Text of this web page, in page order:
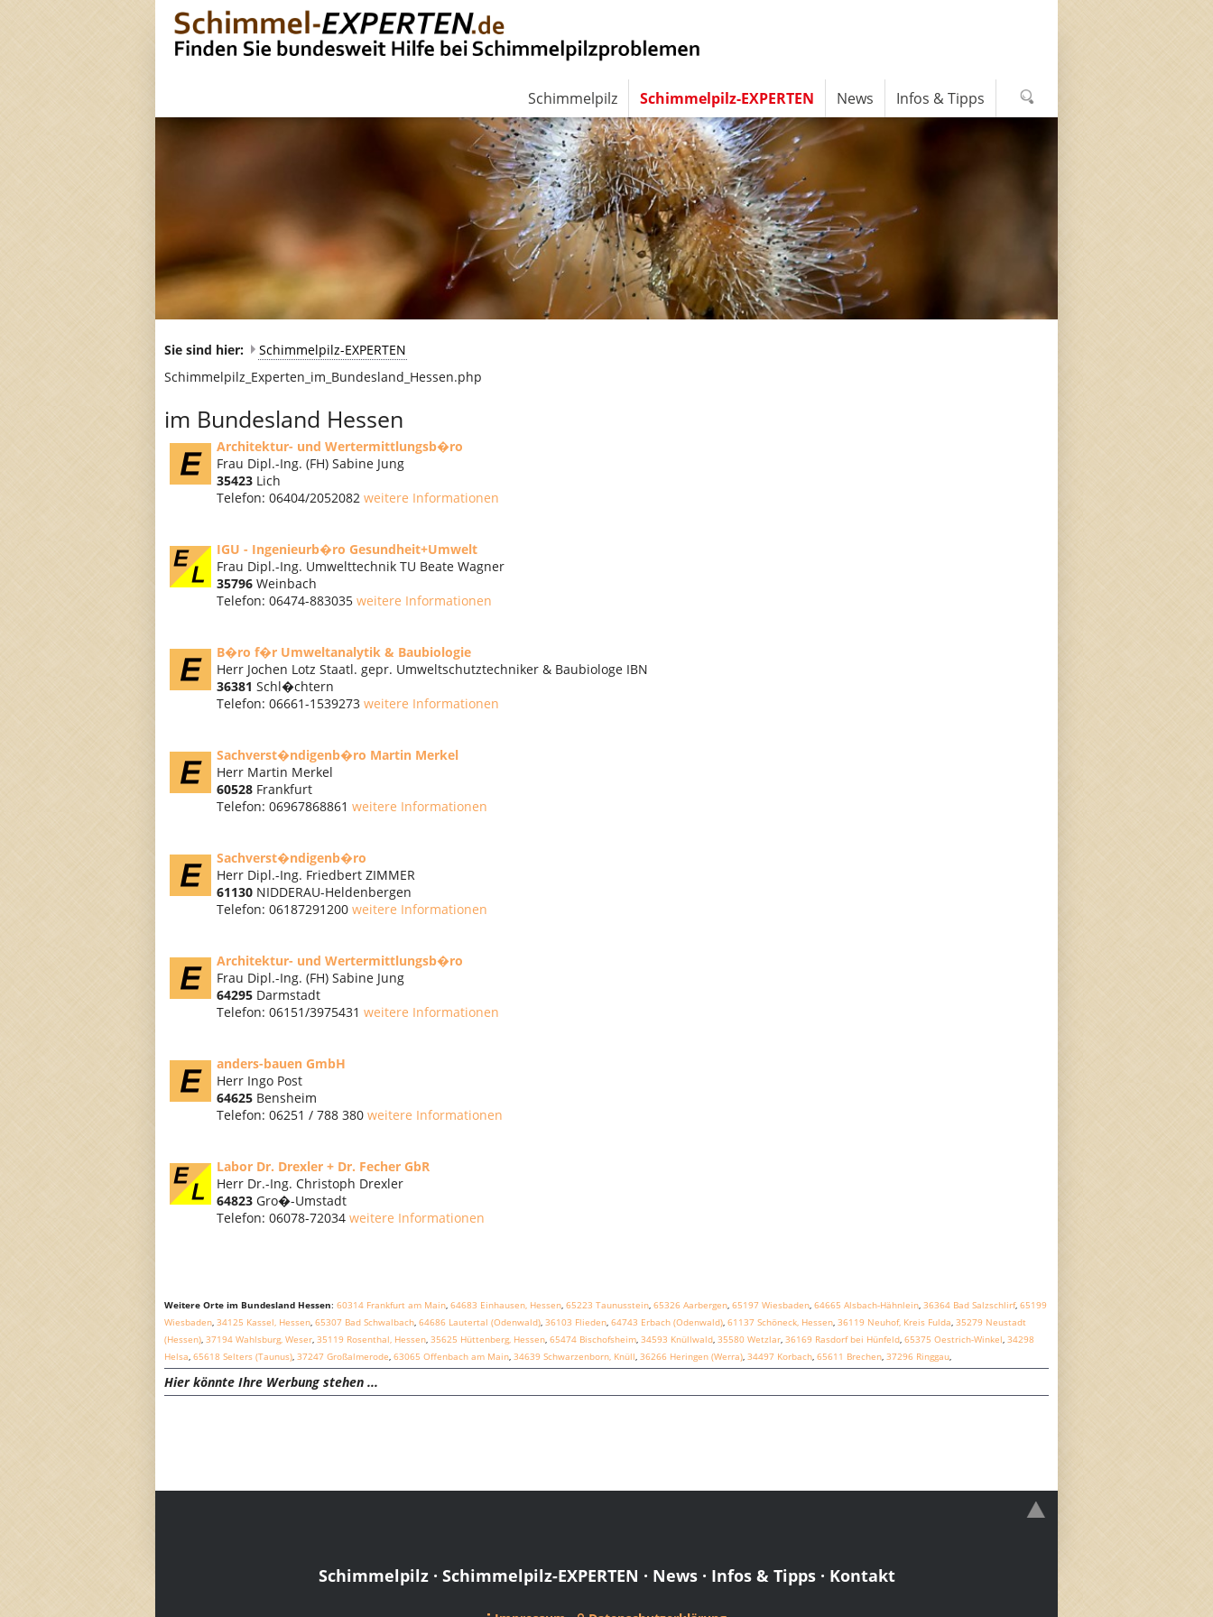
Sie sind hier:
Schimmelpilz-EXPERTEN
Schimmelpilz_Experten_im_Bundesland_Hessen.php
im Bundesland Hessen
Architektur- und Wertermittlungsb�ro
Frau Dipl.-Ing. (FH) Sabine Jung
35423 Lich
Telefon: 06404/2052082 weitere Informationen
IGU - Ingenieurb�ro Gesundheit+Umwelt
Frau Dipl.-Ing. Umwelttechnik TU Beate Wagner
35796 Weinbach
Telefon: 06474-883035 weitere Informationen
B�ro f�r Umweltanalytik & Baubiologie
Herr Jochen Lotz Staatl. gepr. Umweltschutztechniker & Baubiologe IBN
36381 Schl�chtern
Telefon: 06661-1539273 weitere Informationen
Sachverst�ndigenb�ro Martin Merkel
Herr Martin Merkel
60528 Frankfurt
Telefon: 06967868861 weitere Informationen
Sachverst�ndigenb�ro
Herr Dipl.-Ing. Friedbert ZIMMER
61130 NIDDERAU-Heldenbergen
Telefon: 06187291200 weitere Informationen
Architektur- und Wertermittlungsb�ro
Frau Dipl.-Ing. (FH) Sabine Jung
64295 Darmstadt
Telefon: 06151/3975431 weitere Informationen
anders-bauen GmbH
Herr Ingo Post
64625 Bensheim
Telefon: 06251 / 788 380 weitere Informationen
Labor Dr. Drexler + Dr. Fecher GbR
Herr Dr.-Ing. Christoph Drexler
64823 Gro�-Umstadt
Telefon: 06078-72034 weitere Informationen
Weitere Orte im Bundesland Hessen: 60314 Frankfurt am Main, 64683 Einhausen, Hessen, 65223 Taunusstein, 65326 Aarbergen, 65197 Wiesbaden, 64665 Alsbach-Hähnlein, 36364 Bad Salzschlirf, 65199
Wiesbaden, 34125 Kassel, Hessen, 65307 Bad Schwalbach, 64686 Lautertal (Odenwald), 36103 Flieden, 64743 Erbach (Odenwald), 61137 Schöneck, Hessen, 36119 Neuhof, Kreis Fulda, 35279 Neustadt
(Hessen), 37194 Wahlsburg, Weser, 35119 Rosenthal, Hessen, 35625 Hüttenberg, Hessen, 65474 Bischofsheim, 34593 Knüllwald, 35580 Wetzlar, 36169 Rasdorf bei Hünfeld, 65375 Oestrich-Winkel, 34298
Helsa, 65618 Selters (Taunus), 37247 Großalmerode, 63065 Offenbach am Main, 34639 Schwarzenborn, Knüll, 36266 Heringen (Werra), 34497 Korbach, 65611 Brechen, 37296 Ringgau,
Hier könnte Ihre Werbung stehen ...
Schimmelpilz· Schimmelpilz-EXPERTEN · News· Infos & Tipps· Kontakt
Schimmelpilz Schimmelpilz-EXPERTEN News Infos & Tipps